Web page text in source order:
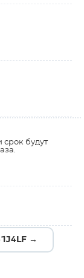
срок будут
→